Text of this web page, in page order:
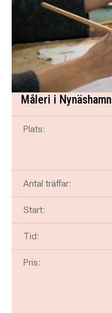
Måleri i Nynäshamn
Plats:
Antal träffar:
Start:
Tid:
Pris: